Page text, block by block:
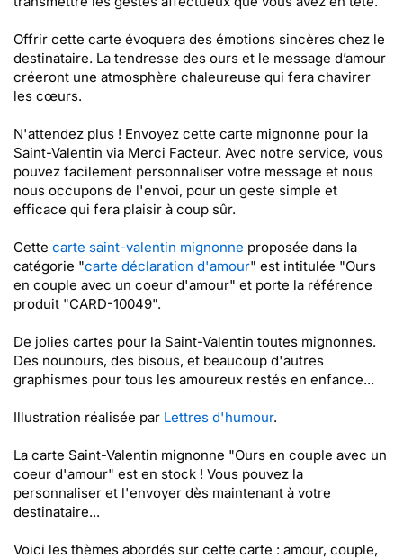
Offrir cette carte évoquera des émotions sincères chez le
destinataire. La tendresse des ours et le message d’amour
créeront une atmosphère chaleureuse qui fera chavirer
les cœurs.
N'attendez plus ! Envoyez cette carte mignonne pour la
Saint-Valentin via Merci Facteur. Avec notre service, vous
pouvez facilement personnaliser votre message et nous
nous occupons de l'envoi, pour un geste simple et
efficace qui fera plaisir à coup sûr.
Cette carte saint-valentin mignonne proposée dans la
catégorie "carte déclaration d'amour" est intitulée "Ours
en couple avec un coeur d'amour" et porte la référence
produit "CARD-10049".
De jolies cartes pour la Saint-Valentin toutes mignonnes.
Des nounours, des bisous, et beaucoup d'autres
graphismes pour tous les amoureux restés en enfance...
Illustration réalisée par Lettres d'humour.
La carte Saint-Valentin mignonne "Ours en couple avec un
coeur d'amour" est en stock ! Vous pouvez la
personnaliser et l'envoyer dès maintenant à votre
destinataire...
Voici les thèmes abordés sur cette carte : amour, couple,